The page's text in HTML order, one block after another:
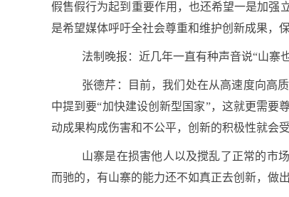
假售假行为起到重要作用，也还希望一是加强
是希望媒体呼吁全社会尊重和维护创新成果，
法制晚报：近几年一直有种声音说“山寨
张德芹：目前，我们处在从高速度向高
中提到要“加快建设创新型国家”，这就更需要
动成果构成伤害和不公平，创新的积极性就会受
山寨是在损害他人以及搅乱了正常的市
而驰的，有山寨的能力还不如真正去创新，做